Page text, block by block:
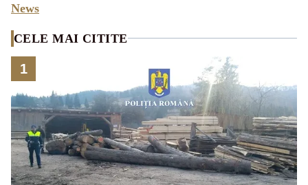
News
CELE MAI CITITE
1